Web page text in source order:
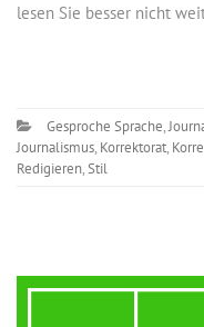
lesen Sie besser nicht
Gesproche Sprache,
Journalismus, Korrektorat,
Redigieren,Stil